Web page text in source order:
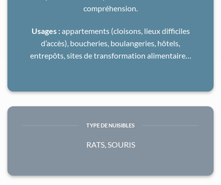
compréhension.
Usages :appartements (cloisons, lieux difficiles
d’accès), boucheries, boulangeries, hôtels,
entrepôts, sites de transformation alimentaire…
TYPE DE NUISIBLES
RATS, SOURIS